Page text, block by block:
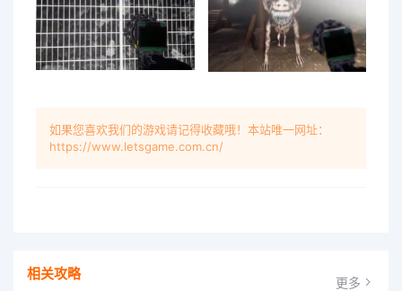
如果您喜欢我们的游戏请记得收藏哦！本站唯一网址：
https://www.letsgame.com.cn/
相关攻略 更多